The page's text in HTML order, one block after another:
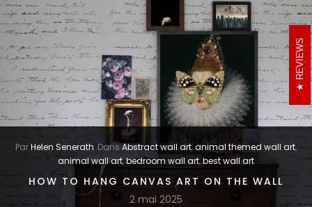
ParHelen Senerath Dans Abstract wall art,animal themed wall art,
animal wall art,bedroom wall art,best wall art
HOW TO HANG CANVAS ART ON THE WALL
2 mai 2025
REVIEWS